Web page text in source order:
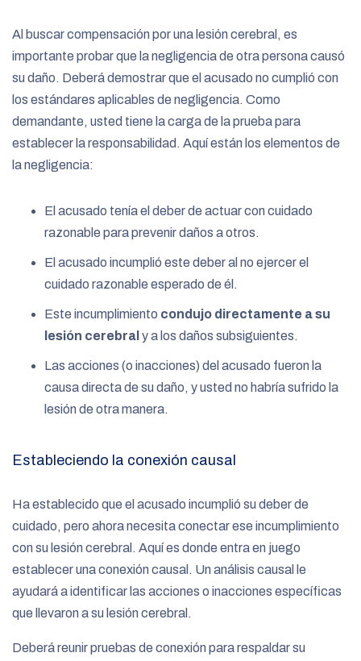
Al buscar compensación por una lesión cerebral, es
importante probar que la negligencia de otra persona causó
su daño. Deberá demostrar que el acusado no cumplió con
los estándares aplicables de negligencia. Como
demandante, usted tiene la carga de la prueba para
establecer la responsabilidad. Aquí están los elementos de
la negligencia:
El acusado tenía el deber de actuar con cuidado
razonable para prevenir daños a otros.
El acusado incumplió este deber al no ejercer el
cuidado razonable esperado de él.
Este incumplimiento condujo directamente a su
lesión cerebral y a los daños subsiguientes.
Las acciones (o inacciones) del acusado fueron la
causa directa de su daño, y usted no habría sufrido la
lesión de otra manera.
Estableciendo la conexión causal
Ha establecido que el acusado incumplió su deber de
cuidado, pero ahora necesita conectar ese incumplimiento
con su lesión cerebral. Aquí es donde entra en juego
establecer una conexión causal. Un análisis causal le
ayudará a identificar las acciones o inacciones específicas
que llevaron a su lesión cerebral.
Deberá reunir pruebas de conexión para respaldar su